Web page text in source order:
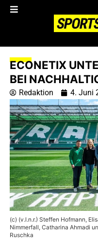
ECONETIX
BEI
Redaktion 4. Juni
(c) (v.l.n.r.) Steffen Hofmann,
Nimmerfall, Catharina Ahmadi
Ruschka